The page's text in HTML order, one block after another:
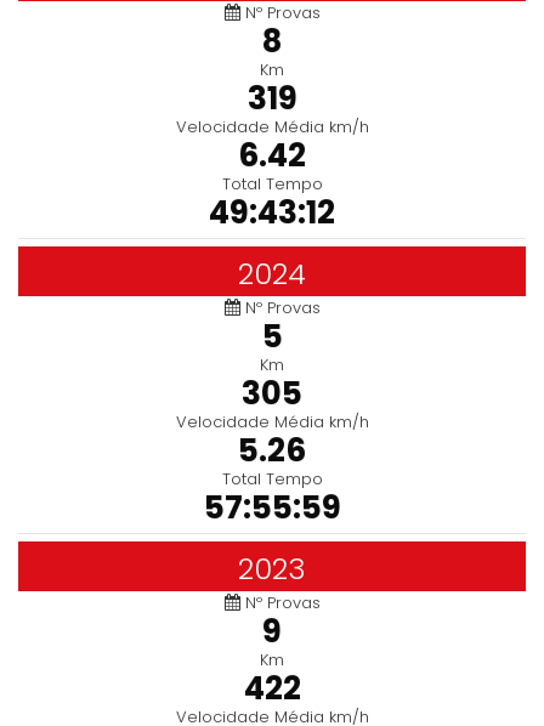
Nº Provas
8
Km
319
Velocidade Média km/h
6.42
Total Tempo
49:43:12
2024
Nº Provas
5
Km
305
Velocidade Média km/h
5.26
Total Tempo
57:55:59
2023
Nº Provas
9
Km
422
Velocidade Média km/h